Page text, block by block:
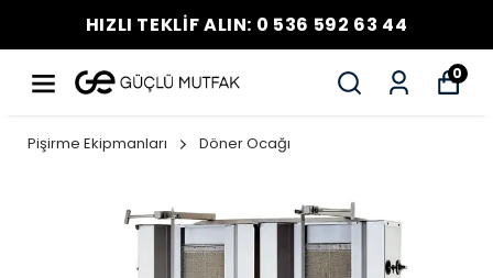
HIZLI TEKLİF ALIN: 0 536 592 63 44
0
Pişirme Ekipmanları Döner Ocağı